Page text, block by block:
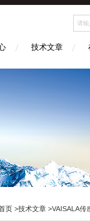
技术文章
页 >技术文章 >VAISALA传